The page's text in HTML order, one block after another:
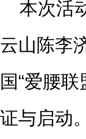
本次活
云山陈李
国“爱腰
证与启动。